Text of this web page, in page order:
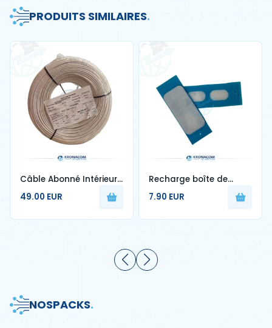
PRODUITS SIMILAIRES.
Câble Abonné Intérieur
1FO Blanc G657A2 250m
49.00 EUR
Recharge boîte de
nettoyage de fibre
optique
7.90 EUR
NOSPACKS.